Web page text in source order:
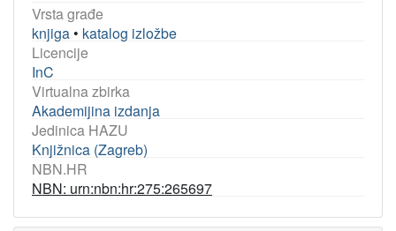
Vrsta građe
knjiga • katalog izložbe
Licencije
InC
Virtualna zbirka
Akademijina izdanja
Jedinica HAZU
Knjižnica (Zagreb)
NBN.HR
NBN: urn:nbn:hr:275:265697